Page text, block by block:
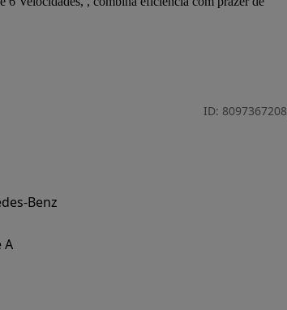
ID: 8097367208
Benz
A